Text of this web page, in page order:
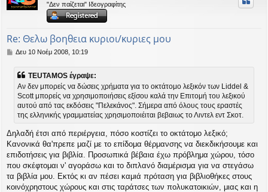
"Δεν παίζεται" Ιδεογραφίτης
Re: Θελω βοηθεια κυριοι/κυριες μου
Δ
σ
η
Δευ 10 Νοέμ 2008, 10:19
ΤΕUTAMOS έγραψε:
Αν δεν μπορείς να δώσεις χρήματα για το οκτάτομο λεξικόν των Liddel &
Scott μπορείς να χρησιμοποιήσεις εξίσου καλά την Επιτομή του λεξικού
αυτού από τας εκδόσεις "Πελεκάνος". Σήμερα από όλους τους εραστές
της ελληνικής γραμματείας χρησιμοποιέιται βεβαιως το Λιντελ εντ Σκοτ.
Δηλαδή έτσι από περιέργεια, πόσο κοστίζει το οκτάτομο λεξικό;
Κανονικά θα'πρεπε μαζί με το επίδομα θέρμανσης να διεκδικήσουμε και
επιδοτήσεις για βιβλία. Προσωπικά βέβαια έχω πρόβλημα χώρου, τόσο
που σκέφτομαι ν' αγοράσω και το διπλανό διαμέρισμα για να στεγάσω
τα βιβλία μου. Εκτός κι αν πέσει καμιά πρόταση για βιβλιοθήκες στους
κοινόχρηστους χώρους και στις ταράτσες των πολυκατοικιών, μιας και η